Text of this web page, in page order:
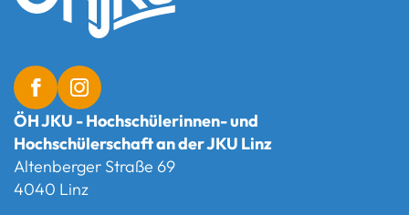
ÖH JKU - Hochschülerinnen- und
Hochschülerschaft an der JKU Linz
Altenberger Straße 69
4040 Linz